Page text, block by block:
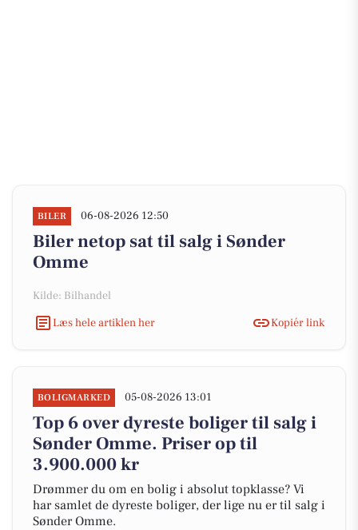
BILER 06-08-2026 12:50
Biler netop sat til salg i Sønder
Omme
Kilde: Bilhandel
Læs hele artiklen her
Kopiér link
BOLIGMARKED 05-08-2026 13:01
Top 6 over dyreste boliger til salg i
Sønder Omme. Priser op til
3.900.000 kr
Drømmer du om en bolig i absolut topklasse? Vi
har samlet de dyreste boliger, der lige nu er til salg i
Sønder Omme.